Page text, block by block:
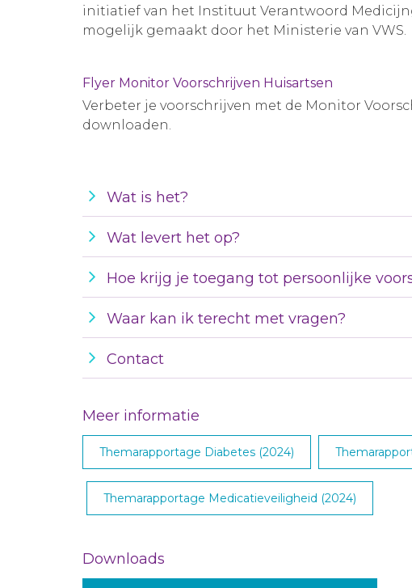
initiatief van het Instituut Verantwoord
mogelijk gemaakt door het Ministerie van VWS.
Flyer Monitor Voorschrijven Huisartsen
Verbeter je voorschrijven met de Monitor
downloaden.
Wat is het?
Wat levert het op?
Hoe krijg je toegang tot persoonlijke
Waar kan ik terecht met vragen?
Contact
Meer informatie
Themarapportage Diabetes (2024)
Themarapportage Medicatieveiligheid (2024)
Downloads